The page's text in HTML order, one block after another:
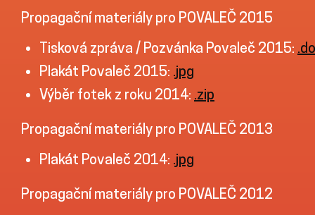
Propagační materiály pro POVALEČ 2015
Tisková zpráva / Pozvánka Povaleč 2015:
Plakát Povaleč 2015: .jpg
Výběr fotek z roku 2014: .zip
Propagační materiály pro POVALEČ 2013
Plakát Povaleč 2014: .jpg
Propagační materiály pro POVALEČ 2012